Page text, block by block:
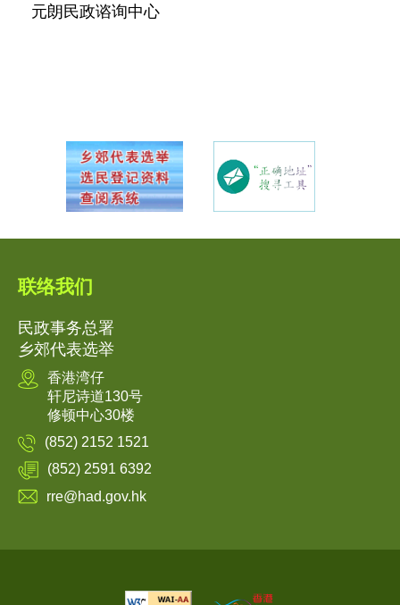
元朗民政谘询中心
联络我们
民政事务总署
乡郊代表选举
香港湾仔
轩尼诗道130号
修顿中心30楼
(852) 2152 1521
(852) 2591 6392
rre@had.gov.hk